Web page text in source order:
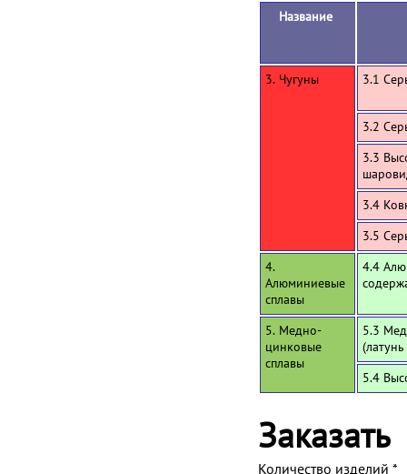
Название
3. Чугуны 3.1
3.2
3.3
3.4
3.5
4.
Алюминиевые
сплавы
4.4
5. Медно-
цинковые
сплавы
5.3
5.4
Заказать
Количество изделий *